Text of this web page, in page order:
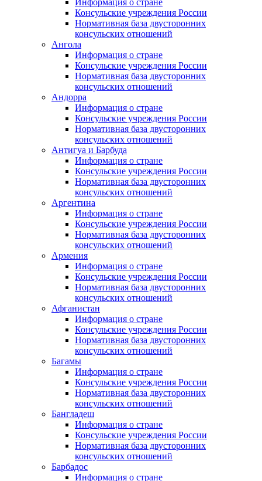
Информация о стране
Консульские учреждения России
Нормативная база двусторонних
консульских отношений
Ангола
Информация о стране
Консульские учреждения России
Нормативная база двусторонних
консульских отношений
Андорра
Информация о стране
Консульские учреждения России
Нормативная база двусторонних
консульских отношений
Антигуа и Барбуда
Информация о стране
Консульские учреждения России
Нормативная база двусторонних
консульских отношений
Аргентина
Информация о стране
Консульские учреждения России
Нормативная база двусторонних
консульских отношений
Армения
Информация о стране
Консульские учреждения России
Нормативная база двусторонних
консульских отношений
Афганистан
Информация о стране
Консульские учреждения России
Нормативная база двусторонних
консульских отношений
Багамы
Информация о стране
Консульские учреждения России
Нормативная база двусторонних
консульских отношений
Бангладеш
Информация о стране
Консульские учреждения России
Нормативная база двусторонних
консульских отношений
Барбадос
Информация о стране